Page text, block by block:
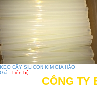
KEO CÂY SILICON KIM GIA HÀO
Giá : Liên hệ
CÔNG TY